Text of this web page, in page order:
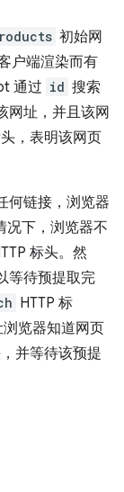
初始网
户端渲染而有
通过 id 搜索
网址，并且该网
，表明该网页
何链接，浏览器
况下，浏览器不
标头。然
等待预提取完
HTTP 标
览器知道网页
并等待该预提